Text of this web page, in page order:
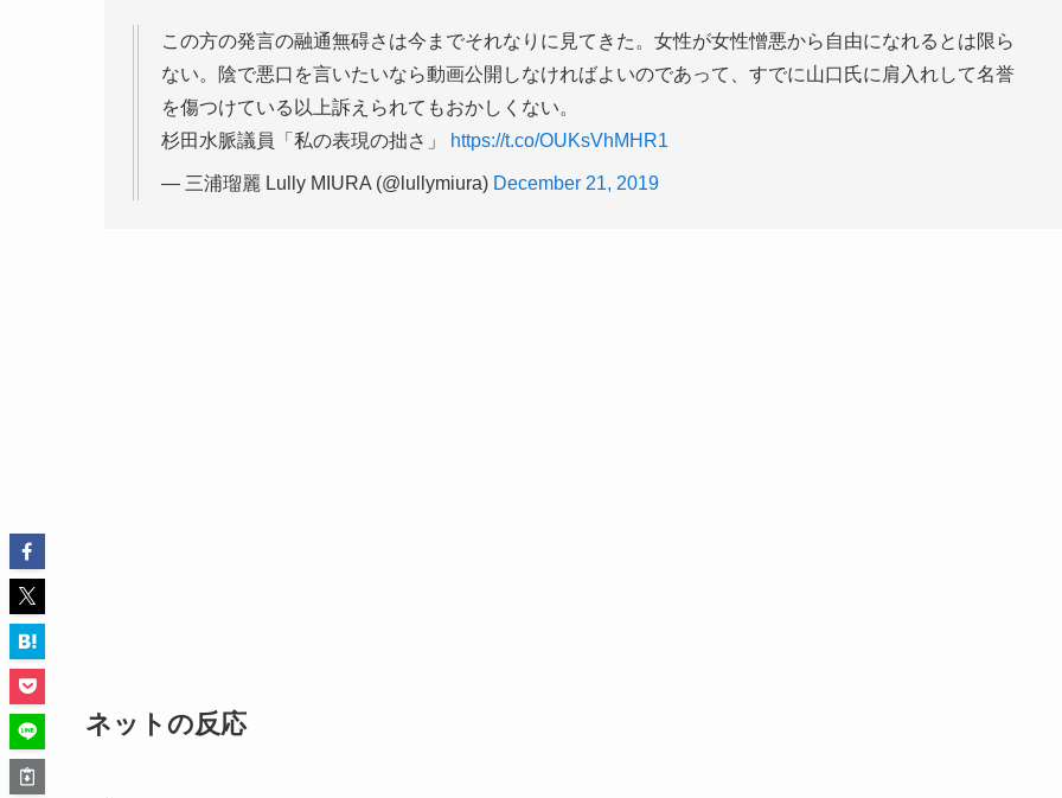
この方の発言の融通無碍さは今までそれなりに見てきた。女性が女性憎悪から自由になれるとは限ら
ない。陰で悪口を言いたいなら動画公開しなければよいのであって、すでに山口氏に肩入れして名誉
を傷つけている以上訴えられてもおかしくない。
杉田水脈議員「私の表現の拙さ」
https://t.co/OUKsVhMHR1
— 三浦瑠麗 Lully MIURA (@lullymiura) December 21, 2019
ネットの反応